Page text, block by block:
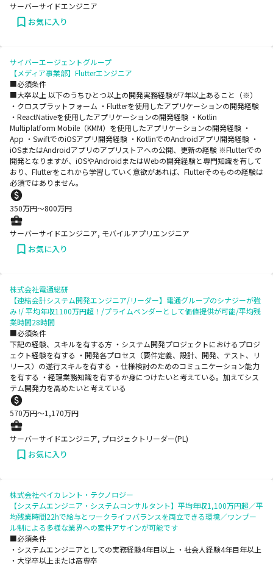
サーバーサイドエンジニア
お気に入り
サイバーエージェントグループ
【メディア事業部】Flutterエンジニア
■必須条件
■大卒以上 以下のうちひとつ以上の開発実務経験が7年以上あること（※）
・クロスプラットフォーム ・Flutterを使用したアプリケーションの開発経験
・ReactNativeを使用したアプリケーションの開発経験 ・Kotlin
Multiplatform Mobile（KMM）を使用したアプリケーションの開発経験 ・
App ・SwiftでのiOSアプリ開発経験 ・KotlinでのAndroidアプリ開発経験 ・
iOSまたはAndroidアプリのアプリストアへの公開、更新の経験 ※Flutterでの
開発となりますが、iOSやAndroidまたはWebの開発経験と専門知識を有して
おり、Flutterをこれから学習していく意欲があれば、Flutterそのものの経験は
必須ではありません。
350万円〜800万円
サーバーサイドエンジニア, モバイルアプリエンジニア
お気に入り
株式会社電通総研
【連結会計システム開発エンジニア/リーダー】電通グループのシナジーが強
み !/ 平均年収1100万円超！/プライムベンダーとして価値提供が可能/平均残
業時間28時間
■必須条件
下記の経験、スキルを有する方 ・システム開発プロジェクトにおけるプロジ
ェクト経験を有する ・開発各プロセス（要件定義、設計、開発、テスト、リ
リース）の遂行スキルを有する ・仕様検討のためのコミュニケーション能力
を有する ・経理業務知識を有するか身につけたいと考えている。加えてシス
テム開発力を高めたいと考えている
570万円〜1,170万円
サーバーサイドエンジニア, プロジェクトリーダー(PL)
お気に入り
株式会社ベイカレント・テクノロジー
【システムエンジニア・システムコンサルタント】平均年収1,100万円超／平
均残業時間22hで給与とワークライフバランスを両立できる環境／ワンプー
ル制による多様な業界への案件アサインが可能です
■必須条件
・システムエンジニアとしての実務経験4年目以上 ・社会人経験4年目年以上
・大学卒以上または高専卒